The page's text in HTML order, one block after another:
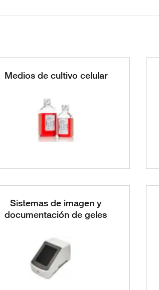
Medios de cultivo celular
Sistemas de imagen y
documentación de geles